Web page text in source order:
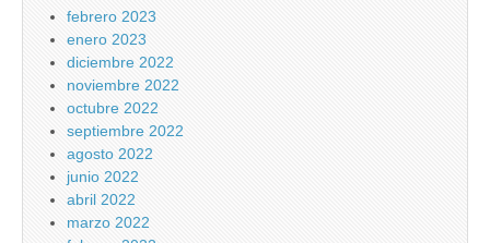
febrero 2023
enero 2023
diciembre 2022
noviembre 2022
octubre 2022
septiembre 2022
agosto 2022
junio 2022
abril 2022
marzo 2022